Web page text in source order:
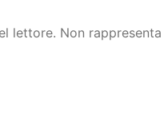
lettore. Non